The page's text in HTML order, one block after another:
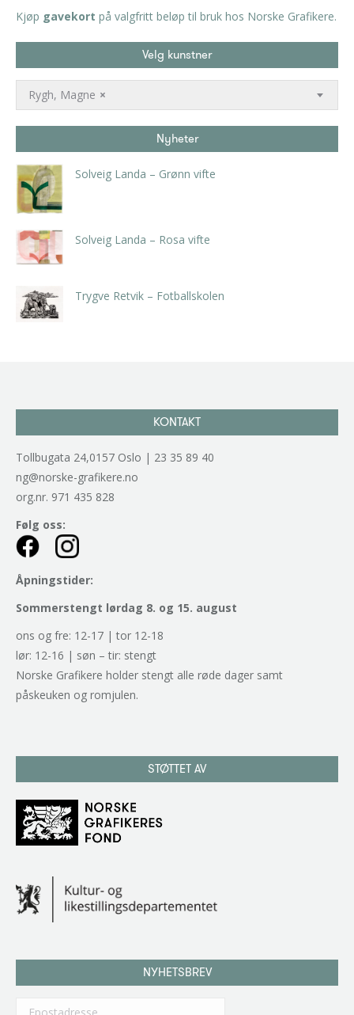
Kjøp gavekort på valgfritt beløp til bruk hos Norske Grafikere.
Velg kunstner
×
Rygh, Magne
Nyheter
Solveig Landa – Grønn vifte
Solveig Landa – Rosa vifte
Trygve Retvik – Fotballskolen
KONTAKT
Tollbugata 24,0157 Oslo | 23 35 89 40
ng@norske-grafikere.no
org.nr. 971 435 828
Følg oss:
Åpningstider:
Sommerstengt lørdag 8. og 15. august
ons og fre: 12-17 | tor 12-18
lør: 12-16 | søn – tir: stengt
Norske Grafikere holder stengt alle røde dager samt
påskeuken og romjulen.
STØTTET AV
NYHETSBREV